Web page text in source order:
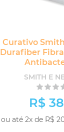
Curativo
Durafiber
SMITH E
R$
ou até 2x de R$